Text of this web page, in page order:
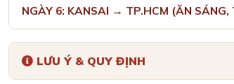
NGÀY 6: KANSAI → TP.HCM (ĂN SÁNG,
LƯU Ý & QUY ĐỊNH